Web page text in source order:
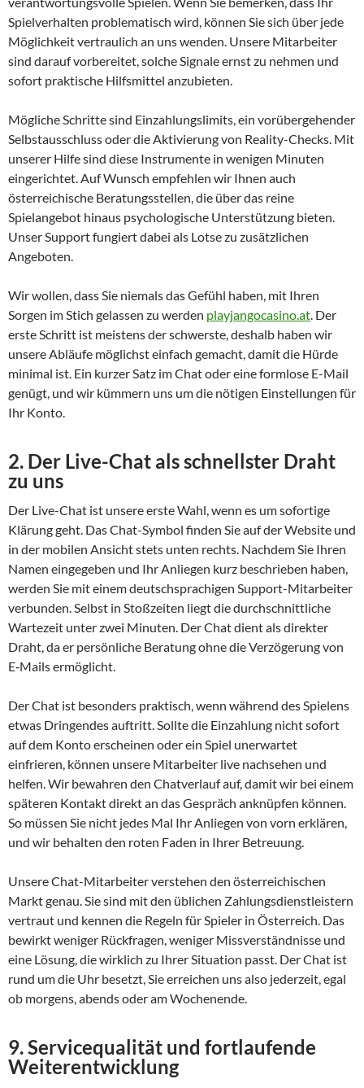
Spielverhalten problematisch wird, können Sie sich über jede
Möglichkeit vertraulich an uns wenden. Unsere Mitarbeiter
sind darauf vorbereitet, solche Signale ernst zu nehmen und
sofort praktische Hilfsmittel anzubieten.
Mögliche Schritte sind Einzahlungslimits, ein vorübergehender
Selbstausschluss oder die Aktivierung von Reality-Checks. Mit
unserer Hilfe sind diese Instrumente in wenigen Minuten
eingerichtet. Auf Wunsch empfehlen wir Ihnen auch
österreichische Beratungsstellen, die über das reine
Spielangebot hinaus psychologische Unterstützung bieten.
Unser Support fungiert dabei als Lotse zu zusätzlichen
Angeboten.
Wir wollen, dass Sie niemals das Gefühl haben, mit Ihren
Sorgen im Stich gelassen zu werden playjangocasino.at. Der
erste Schritt ist meistens der schwerste, deshalb haben wir
unsere Abläufe möglichst einfach gemacht, damit die Hürde
minimal ist. Ein kurzer Satz im Chat oder eine formlose E-Mail
genügt, und wir kümmern uns um die nötigen Einstellungen für
Ihr Konto.
2. Der Live-Chat als schnellster Draht
zu uns
Der Live-Chat ist unsere erste Wahl, wenn es um sofortige
Klärung geht. Das Chat-Symbol finden Sie auf der Website und
in der mobilen Ansicht stets unten rechts. Nachdem Sie Ihren
Namen eingegeben und Ihr Anliegen kurz beschrieben haben,
werden Sie mit einem deutschsprachigen Support-Mitarbeiter
verbunden. Selbst in Stoßzeiten liegt die durchschnittliche
Wartezeit unter zwei Minuten. Der Chat dient als direkter
Draht, da er persönliche Beratung ohne die Verzögerung von
E‑Mails ermöglicht.
Der Chat ist besonders praktisch, wenn während des Spielens
etwas Dringendes auftritt. Sollte die Einzahlung nicht sofort
auf dem Konto erscheinen oder ein Spiel unerwartet
einfrieren, können unsere Mitarbeiter live nachsehen und
helfen. Wir bewahren den Chatverlauf auf, damit wir bei einem
späteren Kontakt direkt an das Gespräch anknüpfen können.
So müssen Sie nicht jedes Mal Ihr Anliegen von vorn erklären,
und wir behalten den roten Faden in Ihrer Betreuung.
Unsere Chat-Mitarbeiter verstehen den österreichischen
Markt genau. Sie sind mit den üblichen Zahlungsdienstleistern
vertraut und kennen die Regeln für Spieler in Österreich. Das
bewirkt weniger Rückfragen, weniger Missverständnisse und
eine Lösung, die wirklich zu Ihrer Situation passt. Der Chat ist
rund um die Uhr besetzt, Sie erreichen uns also jederzeit, egal
ob morgens, abends oder am Wochenende.
9. Servicequalität und fortlaufende
Weiterentwicklung